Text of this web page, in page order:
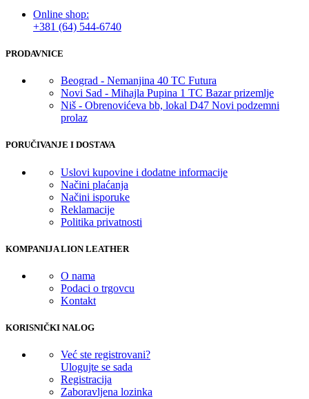
Online shop:
+381 (64) 544-6740
PRODAVNICE
Beograd - Nemanjina 40 TC Futura
Novi Sad - Mihajla Pupina 1 TC Bazar prizemlje
Niš - Obrenovićeva bb, lokal D47 Novi podzemni
prolaz
PORUČIVANJE I DOSTAVA
Uslovi kupovine i dodatne informacije
Načini plaćanja
Načini isporuke
Reklamacije
Politika privatnosti
KOMPANIJA LION LEATHER
O nama
Podaci o trgovcu
Kontakt
KORISNIČKI NALOG
Već ste registrovani?
Ulogujte se sada
Registracija
Zaboravljena lozinka